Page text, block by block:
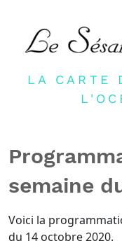
ACCUEIL
BLOG
NEWSLETTER
LA CARTE
semaine
Voici la
du 14 octobre 2020.